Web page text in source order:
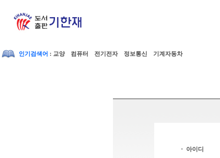
인기검색어 : 교양 컴퓨터 전기전자 정보통신 기계자동차
아이디